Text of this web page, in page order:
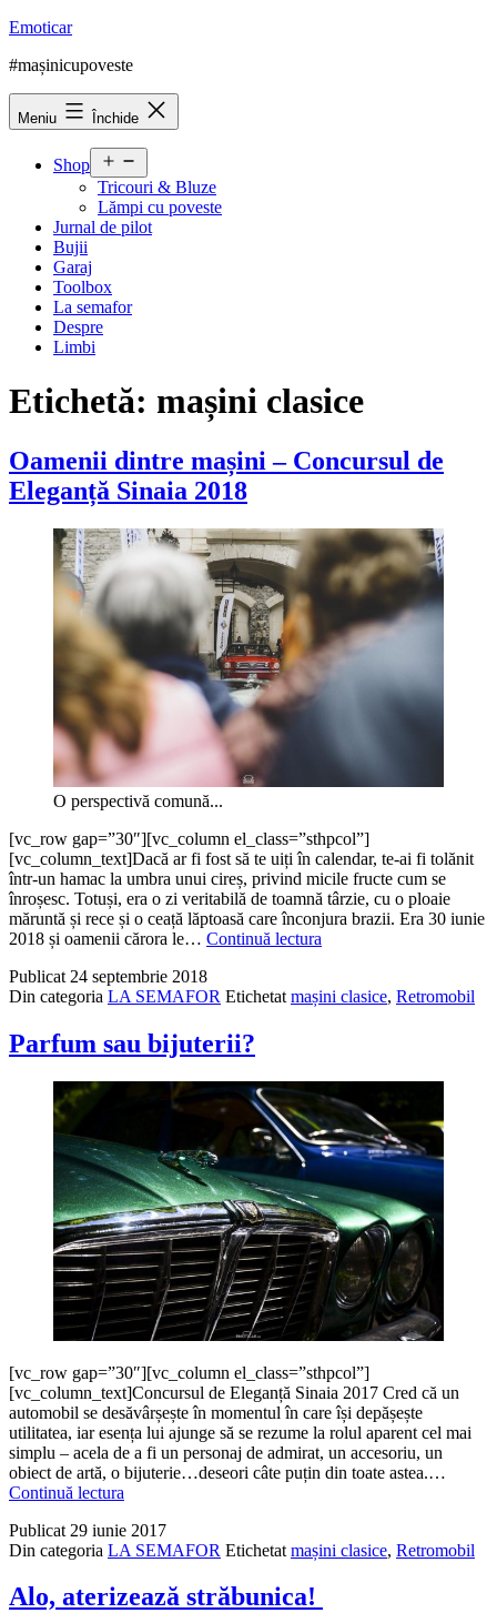
Sari
conținut
Emoticar
#mașinicupoveste
Meniu Închide
Shop
meniul
Tricouri & Bluze
Lămpi cu poveste
Jurnal de pilot
Bujii
Garaj
Toolbox
La semafor
Despre
Limbi
Etichetă: mașini clasice
Oamenii dintre mașini – Concursul de
Eleganță Sinaia 2018
O perspectivă comună...
[vc_row gap=”30″][vc_column el_class=”sthpcol”]
[vc_column_text]Dacă ar fi fost să te uiți în calendar, te-ai fi tolănit
într-un hamac la umbra unui cireș, privind micile fructe cum se
înroșesc. Totuși, era o zi veritabilă de toamnă târzie, cu o ploaie
măruntă și rece și o ceață lăptoasă care înconjura brazii. Era 30 iunie
2018 și oamenii cărora le… Continuă lectura
–
Sinaia
2018
Publicat 24 septembrie 2018
Din categoria LA SEMAFOR Etichetat mașini clasice, Retromobil
Parfum sau bijuterii?
[vc_row gap=”30″][vc_column el_class=”sthpcol”]
[vc_column_text]Concursul de Eleganță Sinaia 2017 Cred că un
automobil se desăvârșește în momentul în care își depășește
utilitatea, iar esența lui ajunge să se rezume la rolul aparent cel mai
simplu – acela de a fi un personaj de admirat, un accesoriu, un
obiect de artă, o bijuterie…deseori câte puțin din toate astea.…
Continuă lectura
bijuterii?
Publicat 29 iunie 2017
Din categoria LA SEMAFOR Etichetat mașini clasice, Retromobil
Alo, aterizează străbunica!